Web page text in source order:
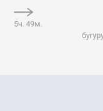
5ч. 49м.